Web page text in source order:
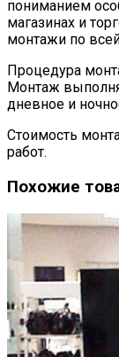
пониманием
магазинах и
монтажи по
Процедура
Монтаж
дневное и
Стоимость
работ.
Похожие